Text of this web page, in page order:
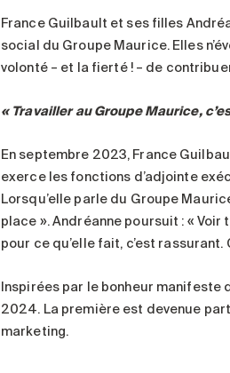
France Guilbault et ses filles
social du Groupe Maurice. Elles
volonté – et la fierté ! – de
« Travailler au Groupe Maurice,
En septembre 2023, France
exerce les fonctions d’adjointe
Lorsqu’elle parle du Groupe
place ». Andréanne poursuit : «
pour ce qu’elle fait, c’est
Inspirées par le bonheur
2024. La première est devenue
marketing.